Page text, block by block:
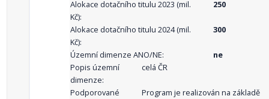
Alokace dotačního titulu 2023 (mil.
Kč):
250
Alokace dotačního titulu 2024 (mil.
Kč):
300
Územní dimenze ANO/NE:
ne
Popis územní
dimenze:
celá ČR
Podporované
Program je realizován na základě